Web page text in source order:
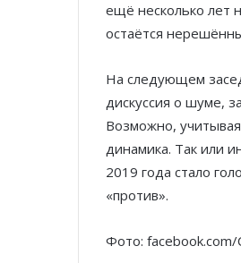
ещё несколько лет
остаётся
На следующем
дискуссия о шуме,
Возможно,
динамика. Так или
2019 года стало
«против».
Фото: facebook.com/